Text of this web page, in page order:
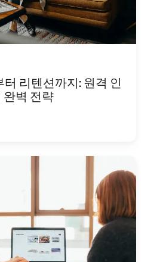
리텐션까지: 원격 인
완벽 전략